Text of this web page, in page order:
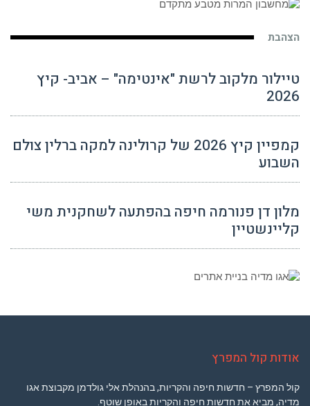
הצהבת
טיילור מלקוב לרשת "אינטימה" – אביב- קיץ
2026
קמפיין קיץ 2026 של קרולינה למקה ברלין צולם
השבוע
מלון דן פנורמה חיפה בהפתעה לשחקנית משי
קליינשטיין
אודות קול המפרץ
קול המפרץ – חדשות חיפה והקריות, בהנהלת אלי גולדמן מקבוצת אגו
מדיה, מביא את חדשות חיפה והקריות באופן שוטף.